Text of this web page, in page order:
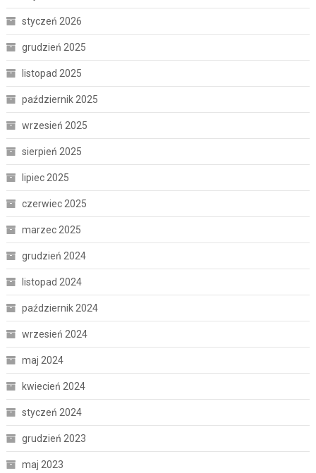
styczeń 2026
grudzień 2025
listopad 2025
październik 2025
wrzesień 2025
sierpień 2025
lipiec 2025
czerwiec 2025
marzec 2025
grudzień 2024
listopad 2024
październik 2024
wrzesień 2024
maj 2024
kwiecień 2024
styczeń 2024
grudzień 2023
maj 2023